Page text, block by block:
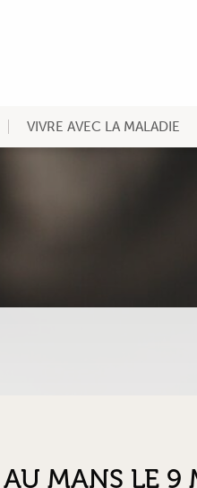
VIVRE AVEC LA MALADIE
MANS LE 9